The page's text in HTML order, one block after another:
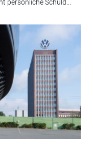
persönliche Schuld...